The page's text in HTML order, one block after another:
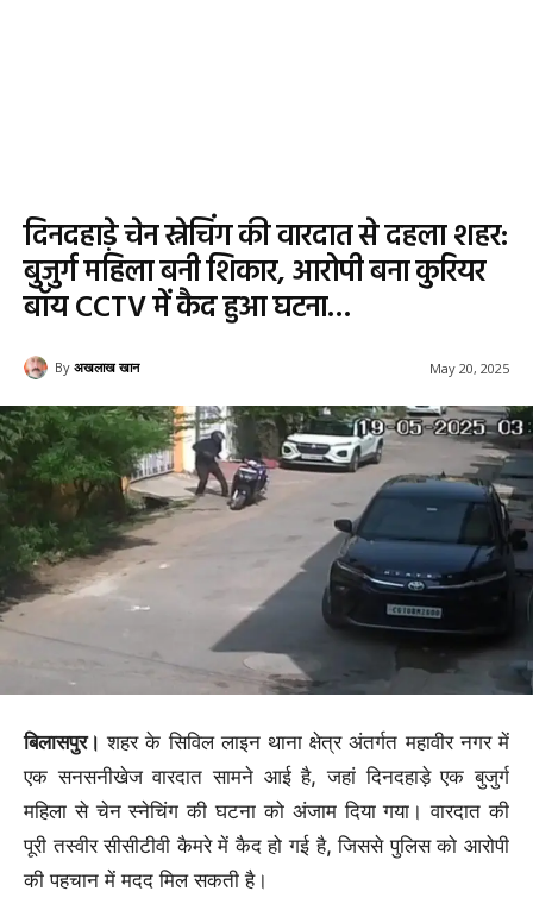
दिनदहाड़े चेन स्नेचिंग की वारदात से दहला शहर:
बुजुर्ग महिला बनी शिकार, आरोपी बना कुरियर
बॉय CCTV में कैद हुआ घटना…
By अखलाख खान May 20, 2025
बिलासपुर। शहर के सिविल लाइन थाना क्षेत्र अंतर्गत महावीर नगर में
एक सनसनीखेज वारदात सामने आई है, जहां दिनदहाड़े एक बुजुर्ग
महिला से चेन स्नेचिंग की घटना को अंजाम दिया गया। वारदात की
पूरी तस्वीर सीसीटीवी कैमरे में कैद हो गई है, जिससे पुलिस को आरोपी
की पहचान में मदद मिल सकती है।